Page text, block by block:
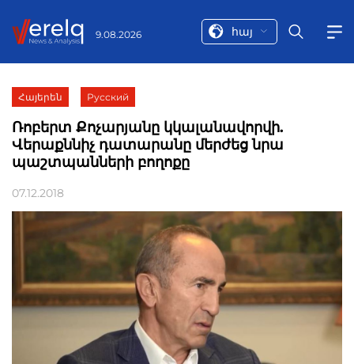
9.08.2026 հայ
Հայերեն Русский
Ռոբերտ Քոչարյանը կկալանավորվի.
Վերաքննիչ դատարանը մերժեց նրա
պաշտպանների բողոքը
07.12.2018